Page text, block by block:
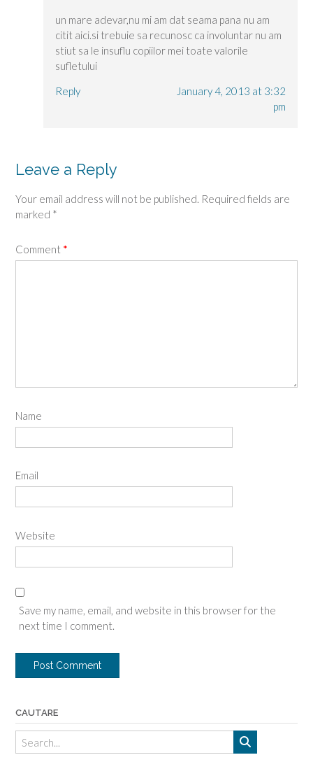
un mare adevar,nu mi am dat seama pana nu am
citit aici.si trebuie sa recunosc ca involuntar nu am
stiut sa le insuflu copiilor mei toate valorile
sufletului
Reply
January 4, 2013 at 3:32
pm
Leave a Reply
Your email address will not be published. Required fields are
marked *
Comment *
Name
Email
Website
Save my name, email, and website in this browser for the
next time I comment.
CAUTARE